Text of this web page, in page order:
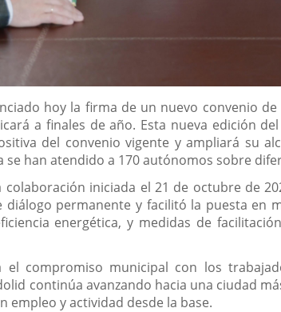
hoy la firma de un nuevo convenio
a finales de año. Esta nueva edición
del convenio vigente y ampliará su
se han atendido a 170 autónomos sobre
iniciada el 21 de octubre de
permanente y facilitó la puesta en
energética, y medidas de
el compromiso municipal con los
continúa avanzando hacia una ciudad
empleo y actividad desde la base.